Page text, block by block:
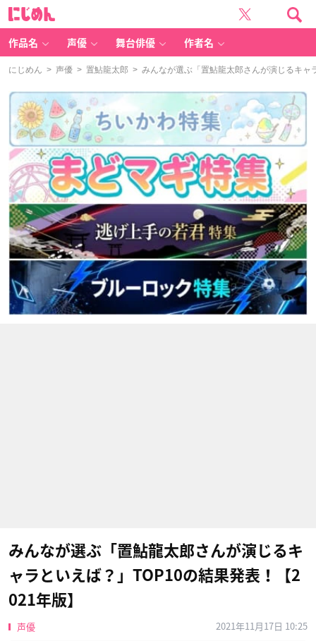
作品名 声優 舞台俳優 作者名
にじめん > 声優 > 置鮎龍太郎 > みんなが選ぶ「置鮎龍太郎さんが演じるキ
みんなが選ぶ「置鮎龍太郎さんが演じるキ
ャラといえば？」TOP10の結果発表！【2
021年版】
声優 2021年11月17日 10:25